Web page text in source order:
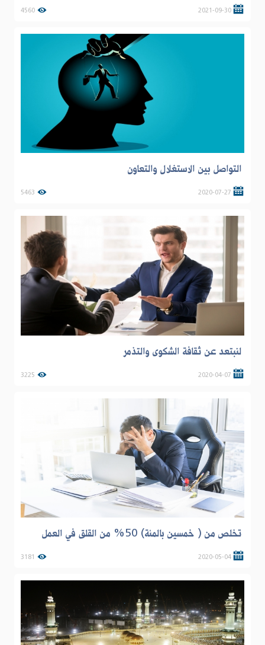
2021-09-30
4560
التواصل بين الاستغلال والتعاون
2020-07-27
5463
لنبتعد عن ثقافة الشكوى والتذمر
2020-04-07
3225
تخلص من ( خمسين بالمئة) 50% من القلق في العمل
2020-05-04
3181